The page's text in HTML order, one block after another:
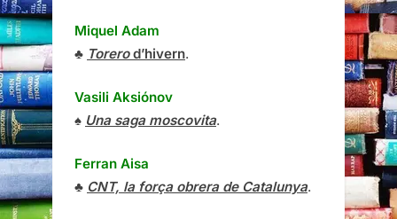
Miquel Adam
♣ Torerod’hivern.
Vasili Aksiónov
♠ Una saga moscovita.
Ferran Aisa
♣ CNT, la força obrera de Catalunya.